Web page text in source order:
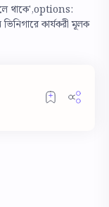
থাকে',options:
কার্যকরী মূলক